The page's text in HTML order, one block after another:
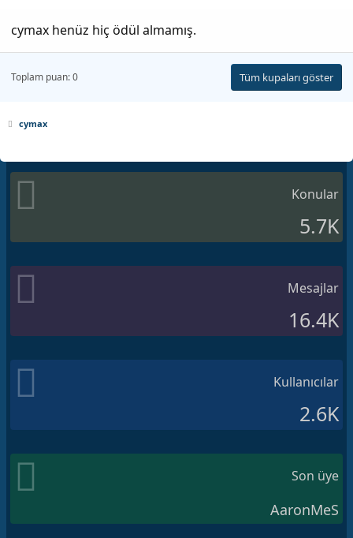
cymax henüz hiç ödül almamış.
Toplam puan: 0 Tüm kupaları göster
cymax
Konular
5.7K
Mesajlar
16.4K
Kullanıcılar
2.6K
Son üye
AaronMeS